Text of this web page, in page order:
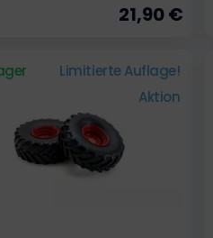
21,90 €
Limitierte Auflage!
Aktion